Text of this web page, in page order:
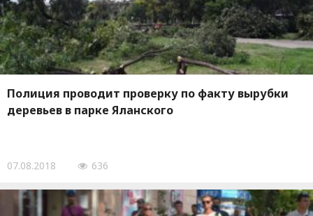
Полиция проводит проверку по факту вырубки
деревьев в парке Яланского
07.08.2018 636